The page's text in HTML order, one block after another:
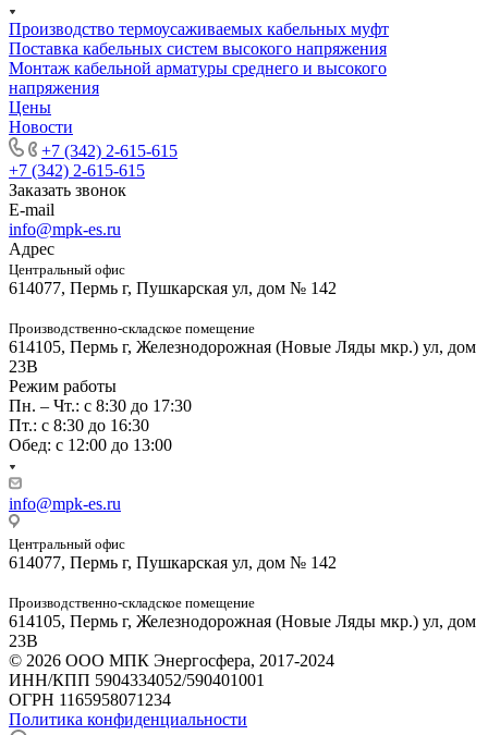
Производство термоусаживаемых кабельных муфт
Поставка кабельных систем высокого напряжения
Монтаж кабельной арматуры среднего и высокого
напряжения
Цены
Новости
+7 (342) 2-615-615
+7 (342) 2-615-615
Заказать звонок
E-mail
info@mpk-es.ru
Адрес
Центральный офис
614077, Пермь г, Пушкарская ул, дом № 142
Производственно-складское помещение
614105, Пермь г, Железнодорожная (Новые Ляды мкр.) ул, дом
23В
Режим работы
Пн. – Чт.: с 8:30 до 17:30
Пт.: с 8:30 до 16:30
Обед: с 12:00 до 13:00
info@mpk-es.ru
Центральный офис
614077, Пермь г, Пушкарская ул, дом № 142
Производственно-складское помещение
614105, Пермь г, Железнодорожная (Новые Ляды мкр.) ул, дом
23В
© 2026 ООО МПК Энергосфера, 2017-2024
ИНН/КПП 5904334052/590401001
ОГРН 1165958071234
Политика конфиденциальности